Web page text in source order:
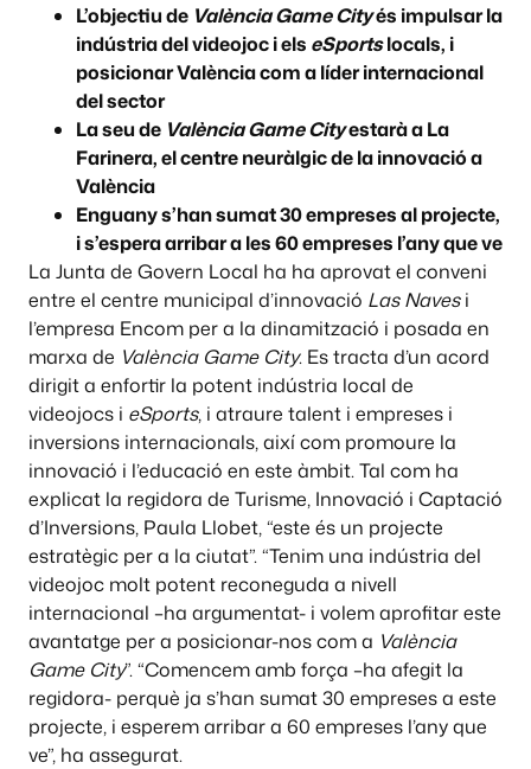
L’objectiu de València Game Cityés impulsar la
indústria del videojoc i els eSportslocals, i
posicionar València com a líder internacional
del sector
La seu de València Game Cityestarà a La
Farinera, el centre neuràlgic de la innovació a
València
Enguany s’han sumat 30 empreses al projecte,
i s’espera arribar a les 60 empreses l’any que ve
La Junta de Govern Local ha ha aprovat el conveni
entre el centre municipal d’innovació Las Navesi
l’empresa Encom per a la dinamització i posada en
marxa de València Game City. Es tracta d’un acord
dirigit a enfortir la potent indústria local de
videojocs i eSports, i atraure talent i empreses i
inversions internacionals, així com promoure la
innovació i l’educació en este àmbit. Tal com ha
explicat la regidora de Turisme, Innovació i Captació
d’Inversions, Paula Llobet, “este és un projecte
estratègic per a la ciutat”. “Tenim una indústria del
videojoc molt potent reconeguda a nivell
internacional –ha argumentat- i volem aprofitar este
avantatge per a posicionar-nos com a València
Game City”. “Comencem amb força –ha afegit la
regidora- perquè ja s’han sumat 30 empreses a este
projecte, i esperem arribar a 60 empreses l’any que
ve”, ha assegurat.